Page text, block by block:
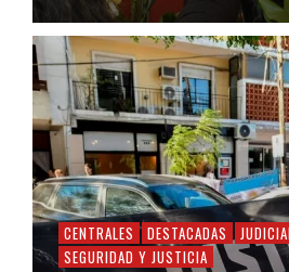
CENTRALES DESTACADAS
SEGURIDAD Y JUSTICIA